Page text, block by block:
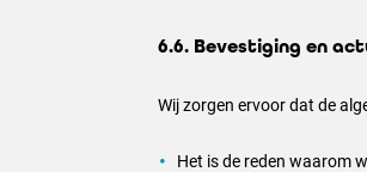
6.6. Bevestiging en
Wij zorgen ervoor dat de
Het is de reden waarom